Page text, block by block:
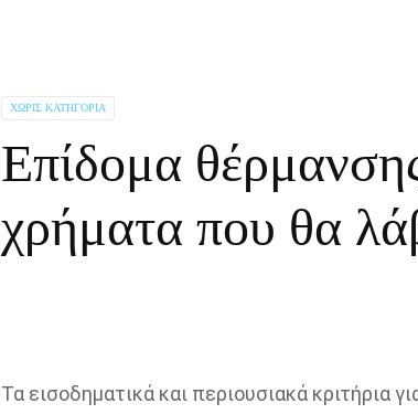
ΧΩΡΊΣ ΚΑΤΗΓΟΡΊΑ
Επίδομα
χρήματα που θα
Τα εισοδηματικά και περιουσιακά κριτήρια